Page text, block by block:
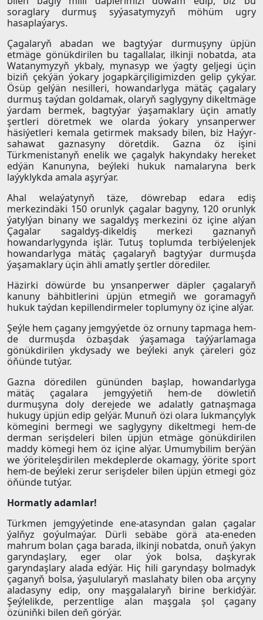
soraglary durmuş syýasatymyzyň möhüm ugry
hasaplaýarys.
Çagalaryň abadan we bagtyýar durmuşyny üpjün
etmäge gönükdirilen bu tagallalar, ilkinji nobatda, ata
Watanymyzyň ykbaly, mynasyp we ýagty geljegi üçin
biziň çekýän ýokary jogapkärçiligimizden gelip çykýar.
Ösüp gelýän nesilleri, howandarlyga mätäç çagalary
durmuş taýdan goldamak, olaryň saglygyny dikeltmäge
ýardam bermek, bagtyýar ýaşamaklary üçin amatly
şertleri döretmek we olarda ýokary ynsanperwer
häsiýetleri kemala getirmek maksady bilen, biz Haýyr-
sahawat gaznasyny döretdik. Gazna öz işini
Türkmenistanyň enelik we çagalyk hakyndaky hereket
edýän Kanunyna, beýleki hukuk namalaryna berk
laýyklykda amala aşyrýar.
Ahal welaýatynyň täze, döwrebap edara ediş
merkezindäki 150 orunlyk çagalar bagyny, 120 orunlyk
ýatylýan binany we sagaldyş merkezini öz içine alýan
Çagalar sagaldyş-dikeldiş merkezi gaznanyň
howandarlygynda işlär. Tutuş toplumda terbiýelenjek
howandarlyga mätäç çagalaryň bagtyýar durmuşda
ýaşamaklary üçin ähli amatly şertler dörediler.
Häzirki döwürde bu ynsanperwer däpler çagalaryň
kanuny bähbitlerini üpjün etmegiň we goramagyň
hukuk taýdan kepillendirmeler toplumyny öz içine alýar.
Şeýle hem çagany jemgyýetde öz ornuny tapmaga hem-
de durmuşda özbaşdak ýaşamaga taýýarlamaga
gönükdirilen ykdysady we beýleki anyk çäreleri göz
öňünde tutýar.
Gazna döredilen gününden başlap, howandarlyga
mätäç çagalara jemgyýetiň hem-de döwletiň
durmuşyna doly derejede we adalatly gatnaşmaga
hukugy üpjün edip gelýär. Munuň özi olara lukmançylyk
kömegini bermegi we saglygyny dikeltmegi hem-de
derman serişdeleri bilen üpjün etmäge gönükdirilen
maddy kömegi hem öz içine alýar. Umumybilim berýän
we ýöriteleşdirilen mekdeplerde okamagy, ýörite sport
hem-de beýleki zerur serişdeler bilen üpjün etmegi göz
öňünde tutýar.
Hormatly adamlar!
Türkmen jemgyýetinde ene-atasyndan galan çagalar
ýalňyz goýulmaýar. Dürli sebäbe görä ata-eneden
mahrum bolan çaga barada, ilkinji nobatda, onuň ýakyn
garyndaşlary, eger olar ýok bolsa, daşkyrak
garyndaşlary alada edýär. Hiç hili garyndaşy bolmadyk
çaganyň bolsa, ýaşulularyň maslahaty bilen oba arçyny
aladasyny edip, ony maşgalalaryň birine berkidýär.
Şeýlelikde, perzentlige alan maşgala şol çagany
özüniňki bilen deň görýär.